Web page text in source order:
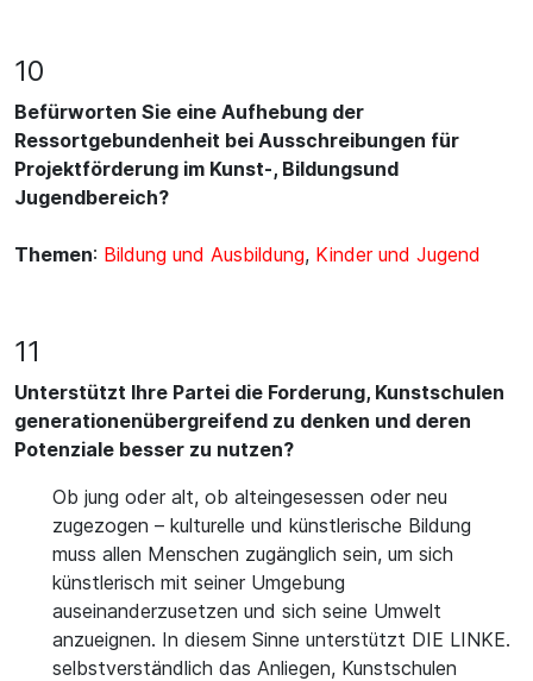
10
Befürworten Sie eine Aufhebung der
Ressortgebundenheit bei Ausschreibungen für
Projektförderung im Kunst-, Bildungsund
Jugendbereich?
Themen: Bildung und Ausbildung, Kinder und Jugend
11
Unterstützt Ihre Partei die Forderung, Kunstschulen
generationenübergreifend zu denken und deren
Potenziale besser zu nutzen?
Ob jung oder alt, ob alteingesessen oder neu
zugezogen – kulturelle und künstlerische Bildung
muss allen Menschen zugänglich sein, um sich
künstlerisch mit seiner Umgebung
auseinanderzusetzen und sich seine Umwelt
anzueignen. In diesem Sinne unterstützt DIE LINKE.
selbstverständlich das Anliegen, Kunstschulen